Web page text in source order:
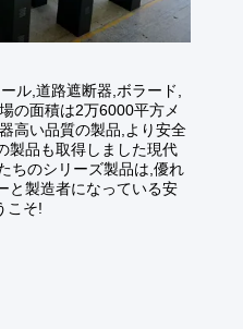
ル,道路遮断器,ボラード,
の面積は2万6000平方メ
高い品質の製品,より安全
製品も取得しました現代
ちのシリーズ製品は,優れ
と製造者になっている安
こそ!